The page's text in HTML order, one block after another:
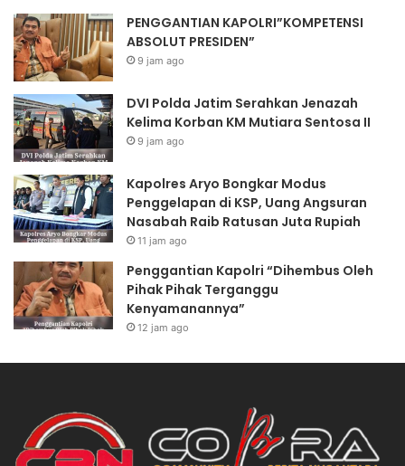
PENGGANTIAN KAPOLRI”KOMPETENSI
ABSOLUT PRESIDEN”
9 jam ago
DVI Polda Jatim Serahkan Jenazah
Kelima Korban KM Mutiara Sentosa II
9 jam ago
Kapolres Aryo Bongkar Modus
Penggelapan di KSP, Uang Angsuran
Nasabah Raib Ratusan Juta Rupiah
11 jam ago
Penggantian Kapolri “Dihembus Oleh
Pihak Pihak Terganggu
Kenyamanannya”
12 jam ago